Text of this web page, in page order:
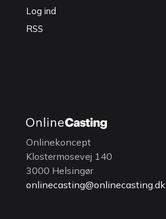
Log ind
RSS
Onlinekoncept
Klostermosevej 140
3000 Helsingør
onlinecasting@onlinecasting.dk